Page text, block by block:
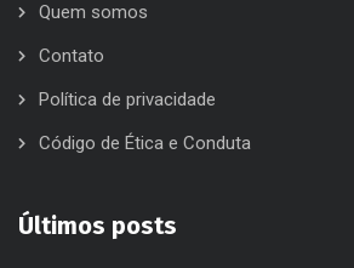
Quem somos
Contato
Política de privacidade
Código de Ética e Conduta
Últimos posts